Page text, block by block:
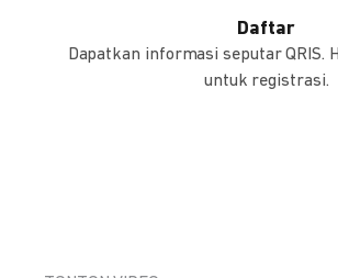
Daftar
Dapatkan informasi seputar QRIS.
untuk registrasi.